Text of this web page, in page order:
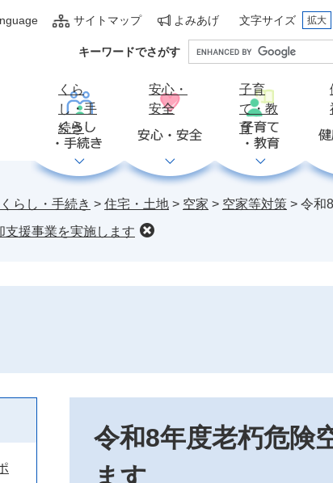
サイトマップ よみあげ 文字サイズ 拡大
キーワードでさがす
Google
カ
ム
くら
し・手
続き
安心・
安全
子育
て・教
育
くらし・手続き > 住宅・土地 > 空家 > 空家等対策 > 令和
支援事業を実施します
令和8年度老朽危険
ます